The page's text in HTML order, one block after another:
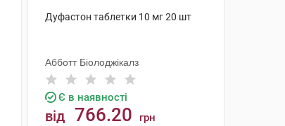
Дуфастон таблетки 10 мг 20 шт
Абботт Біолоджікалз
Є в наявності
від 766.20 грн